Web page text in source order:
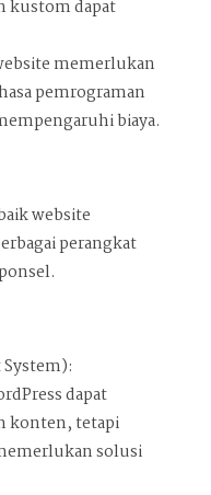
kustom dapat
memerlukan
pemrograman
biaya.
website
perangkat
dapat
konten, tetapi
solusi